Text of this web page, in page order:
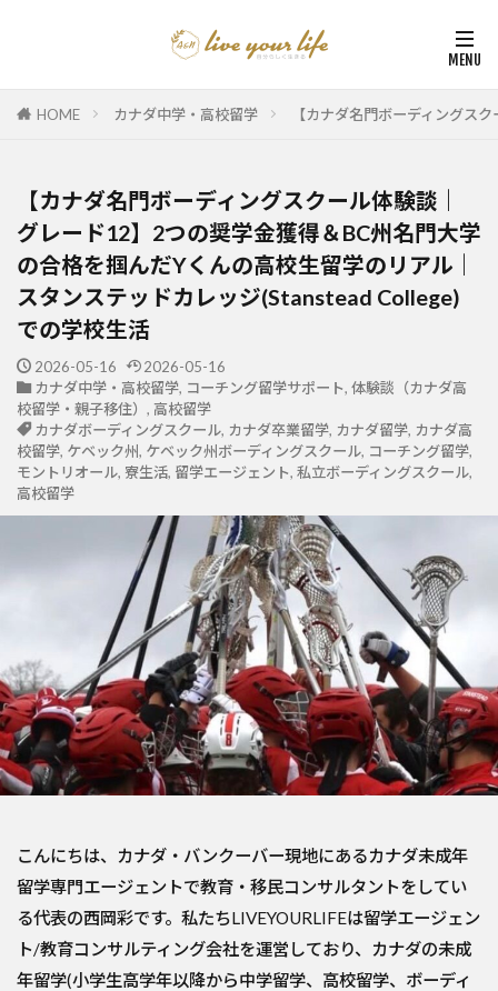
HOME カナダ中学・高校留学 【カナダ名門ボーディングス
【カナダ名門ボーディングスクール体験談｜
グレード12】2つの奨学金獲得＆BC州名門大学
の合格を掴んだYくんの高校生留学のリアル｜
スタンステッドカレッジ(Stanstead College)
での学校生活
2026-05-16
2026-05-16
カナダ中学・高校留学, コーチング留学サポート, 体験談（カナダ高
校留学・親子移住） , 高校留学
カナダボーディングスクール, カナダ卒業留学, カナダ留学, カナダ高
校留学, ケベック州, ケベック州ボーディングスクール, コーチング留学,
モントリオール, 寮生活, 留学エージェント, 私立ボーディングスクール,
高校留学
こんにちは、カナダ・バンクーバー現地にあるカナダ未成年
留学専門エージェントで教育・移民コンサルタントをしてい
る代表の西岡彩です。私たちLIVEYOURLIFEは留学エージェン
ト/教育コンサルティング会社を運営しており、カナダの未成
年留学(小学生高学年以降から中学留学、高校留学、ボーディ